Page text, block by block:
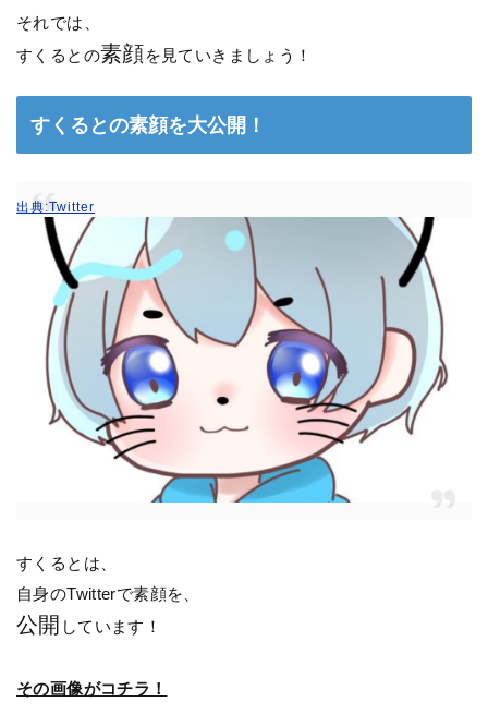
それでは、
すくるとの素顔を見ていきましょう！
すくるとの素顔を大公開！
出典:Twitter
すくるとは、
自身のTwitterで素顔を、
公開 しています！
その画像がコチラ！